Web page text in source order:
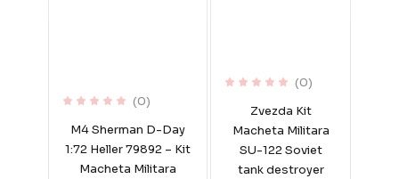
(0)
M4 Sherman D-Day
1:72 Heller 79892 – Kit
Macheta Militara
(0)
Zvezda Kit
Macheta Militara
SU-122 Soviet
tank destroyer